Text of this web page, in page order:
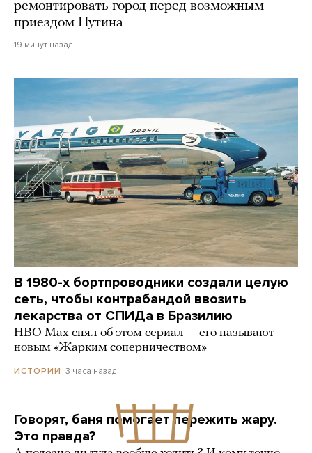
ремонтировать город перед возможным
приездом Путина
19 минут назад
В 1980-х бортпроводники создали целую
сеть, чтобы контрабандой ввозить
лекарства от СПИДа в Бразилию
HBO Max снял об этом сериал — его называют
новым «Жарким соперничеством»
ИСТОРИИ 3 часа назад
Говорят, баня помогает пережить жару.
Это правда?